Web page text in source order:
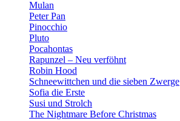
Mulan
Peter Pan
Pinocchio
Pluto
Pocahontas
Rapunzel – Neu verföhnt
Robin Hood
Schneewittchen und die sieben Zwerge
Sofia die Erste
Susi und Strolch
The Nightmare Before Christmas